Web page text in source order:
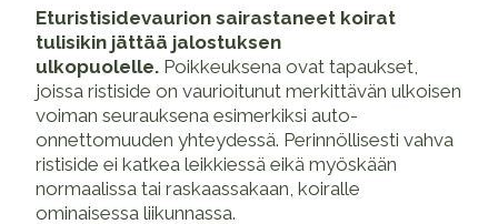
Eturistisidevaurion sairastaneet koirat
tulisikin jättää jalostuksen
ulkopuolelle. Poikkeuksena ovat tapaukset,
joissa ristiside on vaurioitunut merkittävän ulkoisen
voiman seurauksena esimerkiksi auto-
onnettomuuden yhteydessä. Perinnöllisesti vahva
ristiside ei katkea leikkiessä eikä myöskään
normaalissa tai raskaassakaan, koiralle
ominaisessa liikunnassa.